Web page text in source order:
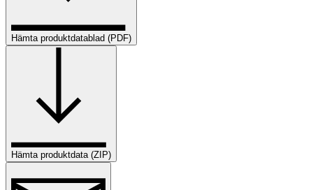
Hämta produktdatablad (PDF)
Hämta produktdata (ZIP)